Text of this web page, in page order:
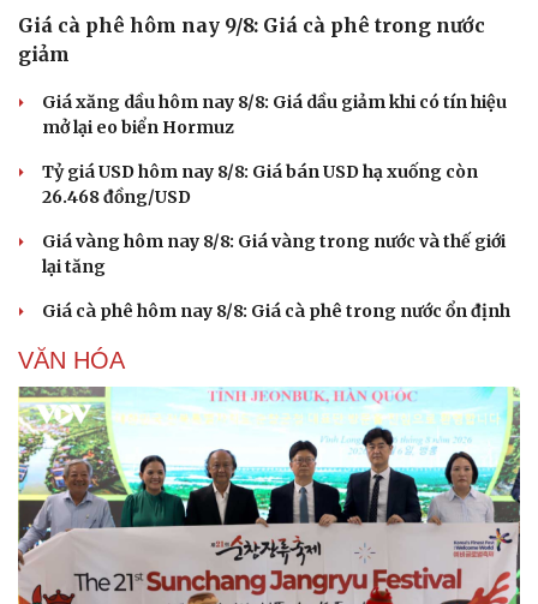
Kể chuyện cho bé
Hạt giống tâm hồn
Giá cà phê hôm nay 9/8: Giá cà phê trong nước
giảm
Giá xăng dầu hôm nay 8/8: Giá dầu giảm khi có tín hiệu
mở lại eo biển Hormuz
Tỷ giá USD hôm nay 8/8: Giá bán USD hạ xuống còn
26.468 đồng/USD
Giá vàng hôm nay 8/8: Giá vàng trong nước và thế giới
lại tăng
Giá cà phê hôm nay 8/8: Giá cà phê trong nước ổn định
VĂN HÓA